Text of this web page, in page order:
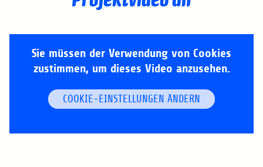
Sie müssen der Verwendung von Cookies
zustimmen, um dieses Video anzusehen.
COOKIE-EINSTELLUNGEN ÄNDERN